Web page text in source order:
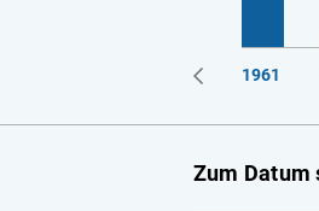
1961
Zum Datum